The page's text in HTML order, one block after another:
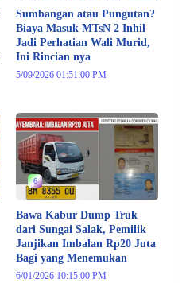
Sumbangan atau Pungutan?
Biaya Masuk MTsN 2 Inhil
Jadi Perhatian Wali Murid,
Ini Rincian nya
5/09/2026 01:51:00 PM
6
Bawa Kabur Dump Truk
dari Sungai Salak, Pemilik
Janjikan Imbalan Rp20 Juta
Bagi yang Menemukan
6/01/2026 10:15:00 PM